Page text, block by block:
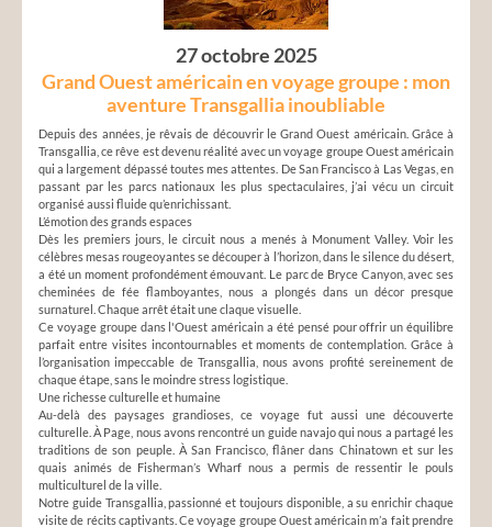
27 octobre 2025
Grand Ouest américain en voyage groupe : mon
aventure Transgallia inoubliable
Depuis des années, je rêvais de découvrir le Grand Ouest américain. Grâce à
Transgallia, ce rêve est devenu réalité avec un voyage groupe Ouest américain
qui a largement dépassé toutes mes attentes. De San Francisco à Las Vegas, en
passant par les parcs nationaux les plus spectaculaires, j’ai vécu un circuit
organisé aussi fluide qu’enrichissant.
L’émotion des grands espaces
Dès les premiers jours, le circuit nous a menés à Monument Valley. Voir les
célèbres mesas rougeoyantes se découper à l’horizon, dans le silence du désert,
a été un moment profondément émouvant. Le parc de Bryce Canyon, avec ses
cheminées de fée flamboyantes, nous a plongés dans un décor presque
surnaturel. Chaque arrêt était une claque visuelle.
Ce voyage groupe dans l'Ouest américain a été pensé pour offrir un équilibre
parfait entre visites incontournables et moments de contemplation. Grâce à
l’organisation impeccable de Transgallia, nous avons profité sereinement de
chaque étape, sans le moindre stress logistique.
Une richesse culturelle et humaine
Au-delà des paysages grandioses, ce voyage fut aussi une découverte
culturelle. À Page, nous avons rencontré un guide navajo qui nous a partagé les
traditions de son peuple. À San Francisco, flâner dans Chinatown et sur les
quais animés de Fisherman’s Wharf nous a permis de ressentir le pouls
multiculturel de la ville.
Notre guide Transgallia, passionné et toujours disponible, a su enrichir chaque
visite de récits captivants. Ce voyage groupe Ouest américain m’a fait prendre